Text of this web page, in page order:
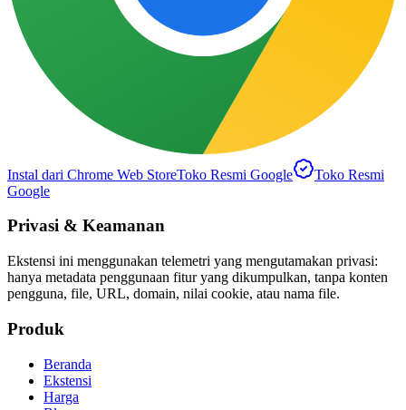
Instal dari Chrome Web StoreToko Resmi Google
Toko Resmi
Google
Privasi & Keamanan
Ekstensi ini menggunakan telemetri yang mengutamakan privasi:
hanya metadata penggunaan fitur yang dikumpulkan, tanpa konten
pengguna, file, URL, domain, nilai cookie, atau nama file.
Produk
Beranda
Ekstensi
Harga